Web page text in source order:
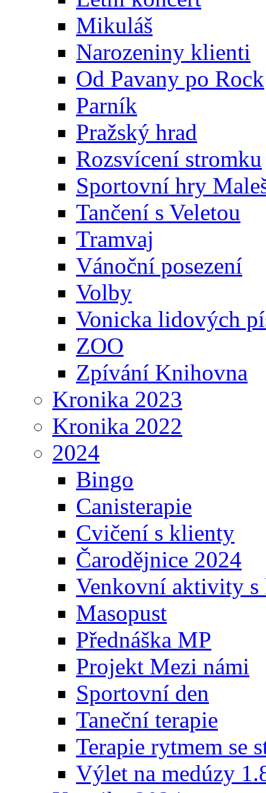
Mikuláš
Narozeniny klienti
Od Pavany po Rock
Parník
Pražský hrad
Rozsvícení stromku
Sportovní hry
Tančení s Veletou
Tramvaj
Vánoční posezení
Volby
Vonicka lidových
ZOO
Zpívání Knihovna
Kronika 2023
Kronika 2022
2024
Bingo
Canisterapie
Cvičení s klienty
Čarodějnice 2024
Venkovní aktivity
Masopust
Přednáška MP
Projekt Mezi námi
Sportovní den
Taneční terapie
Terapie rytmem se
Výlet na medúzy